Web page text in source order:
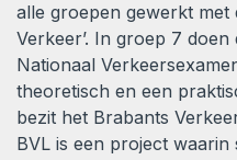
alle groepen gewerkt met
Verkeer’. In groep 7
Nationaal
theoretisch en een
bezit het Brabants
BVL is een project